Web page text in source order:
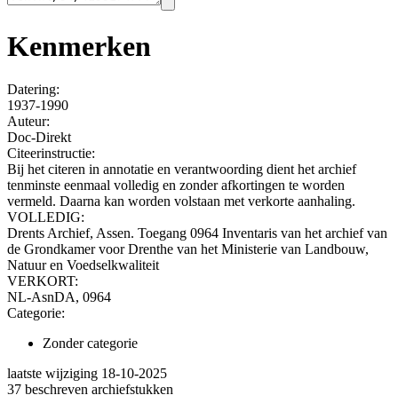
Kenmerken
Datering:
1937-1990
Auteur:
Doc-Direkt
Citeerinstructie:
Bij het citeren in annotatie en verantwoording dient het archief
tenminste eenmaal volledig en zonder afkortingen te worden
vermeld. Daarna kan worden volstaan met verkorte aanhaling.
VOLLEDIG:
Drents Archief, Assen. Toegang 0964 Inventaris van het archief van
de Grondkamer voor Drenthe van het Ministerie van Landbouw,
Natuur en Voedselkwaliteit
VERKORT:
NL-AsnDA, 0964
Categorie:
Zonder categorie
laatste wijziging 18-10-2025
37 beschreven archiefstukken